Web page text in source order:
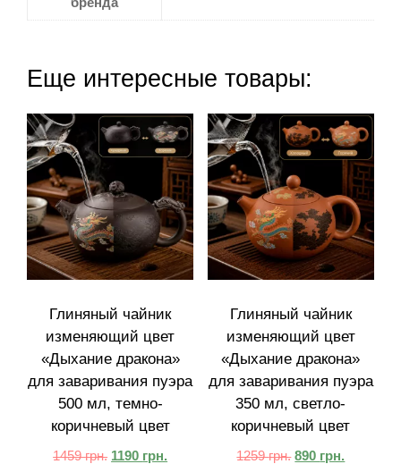
Еще интересные товары:
Глиняный чайник
изменяющий цвет
«Дыхание дракона»
для заваривания пуэра
500 мл, темно-
коричневый цвет
1459грн. 1190 грн.
Глиняный чайник
изменяющий цвет
«Дыхание дракона»
для заваривания пуэра
350 мл, светло-
коричневый цвет
1259грн. 890 грн.